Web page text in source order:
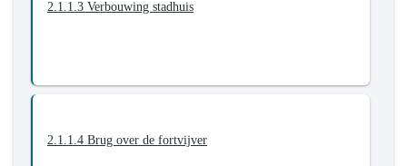
2.1.1.3 Verbouwing stadhuis
2.1.1.4 Brug over de fortvijver